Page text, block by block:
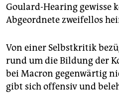
Goulard-Hearing gewisse
Abgeordnete zweifellos
Von einer Selbstkritik
rund um die Bildung der
bei Macron gegenwärtig
gibt sich offensiv und